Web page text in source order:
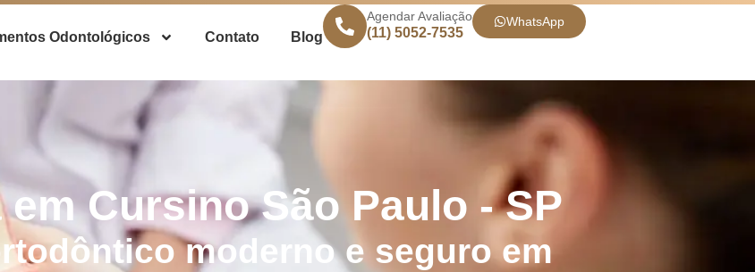
Odontológicos Contato Blog
Agendar Avaliação
(11) 5052-7535
WhatsApp
Cursino São Paulo - SP
moderno e seguro em